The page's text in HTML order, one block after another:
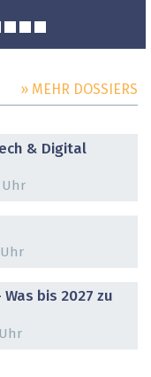
» MEHR DOSSIERS
& Digital
Uhr
Uhr
bis 2027 zu
Uhr